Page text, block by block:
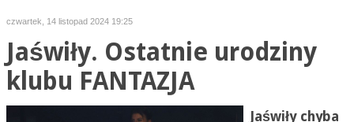
czwartek, 14 listopad 2024 19:25
Jaświły. Ostatnie urodziny
klubu FANTAZJA
Jaświły chyba